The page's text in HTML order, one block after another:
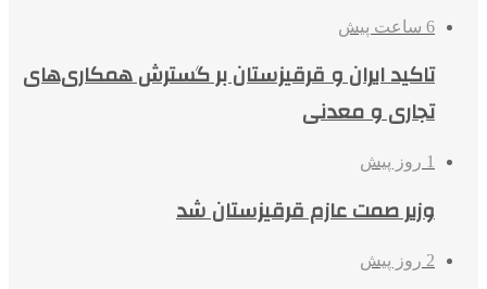
6 ساعت پیش
تاکید ایران و قرقیزستان بر گسترش همکاری‌های
تجاری و معدنی
1 روز پیش
وزیر صمت عازم قرقیزستان شد
2 روز پیش